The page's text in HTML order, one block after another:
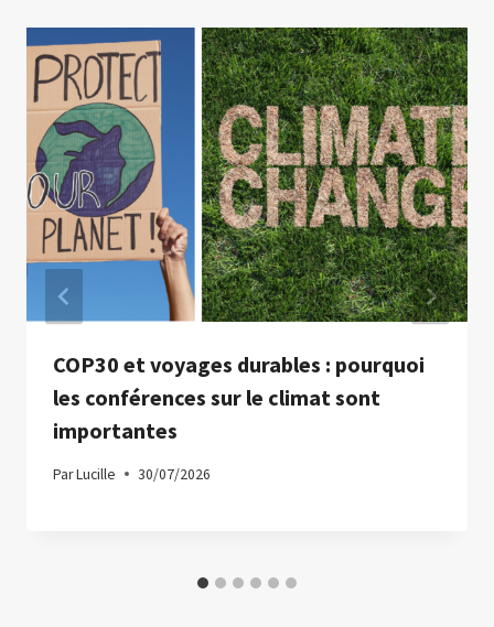
COP30 et voyages durables : pourquoi
les conférences sur le climat sont
importantes
ParLucille 30/07/2026